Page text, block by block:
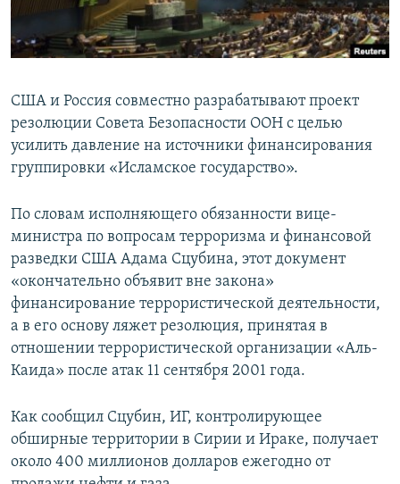
США и Россия совместно разрабатывают проект
резолюции Совета Безопасности ООН с целью
усилить давление на источники финансирования
группировки «Исламское государство».
По словам исполняющего обязанности вице-
министра по вопросам терроризма и финансовой
разведки США Адама Сцубина, этот документ
«окончательно объявит вне закона»
финансирование террористической деятельности,
а в его основу ляжет резолюция, принятая в
отношении террористической организации «Аль-
Каида» после атак 11 сентября 2001 года.
Как сообщил Сцубин, ИГ, контролирующее
обширные территории в Сирии и Ираке, получает
около 400 миллионов долларов ежегодно от